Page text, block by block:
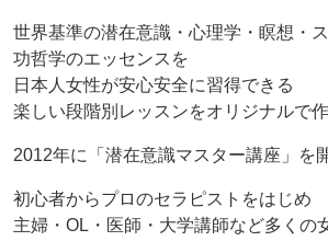
世界基準の潜在意識・心理学・瞑想・
功哲学のエッセンスを
日本人女性が安心安全に習得できる
楽しい段階別レッスンをオリジナルで作
2012年に「潜在意識マスター講座」を
初心者からプロのセラピストをはじめ
主婦・OL・医師・大学講師など多くの